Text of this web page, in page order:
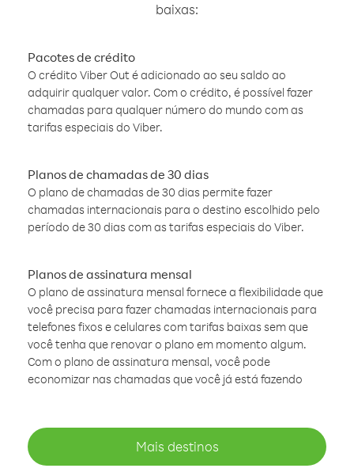
baixas:
Pacotes de crédito
O crédito Viber Out é adicionado ao seu saldo ao
adquirir qualquer valor. Com o crédito, é possível fazer
chamadas para qualquer número do mundo com as
tarifas especiais do Viber.
Planos de chamadas de 30 dias
O plano de chamadas de 30 dias permite fazer
chamadas internacionais para o destino escolhido pelo
período de 30 dias com as tarifas especiais do Viber.
Planos de assinatura mensal
O plano de assinatura mensal fornece a flexibilidade que
você precisa para fazer chamadas internacionais para
telefones fixos e celulares com tarifas baixas sem que
você tenha que renovar o plano em momento algum.
Com o plano de assinatura mensal, você pode
economizar nas chamadas que você já está fazendo
Mais destinos